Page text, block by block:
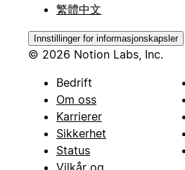
繁體中文
Innstillinger for informasjonskapsler
© 2026 Notion Labs, Inc.
Bedrift
Om oss
Karrierer
Sikkerhet
Status
Vilkår og